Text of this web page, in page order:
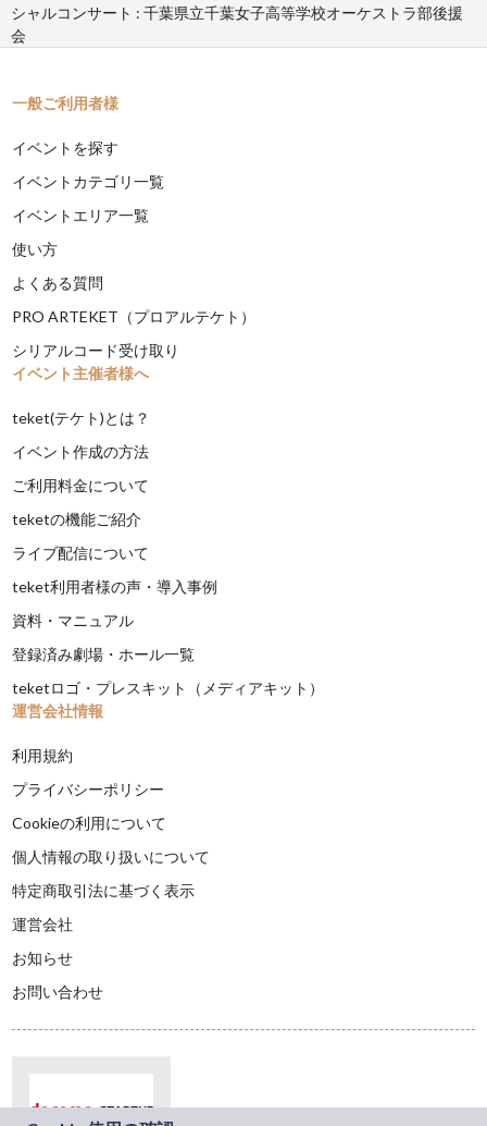
シャルコンサート : 千葉県立千葉女子高等学校オーケストラ部後援
会
一般ご利用者様
イベントを探す
イベントカテゴリ一覧
イベントエリア一覧
使い方
よくある質問
PRO ARTEKET（プロアルテケト）
シリアルコード受け取り
イベント主催者様へ
teket(テケト)とは？
イベント作成の方法
ご利用料金について
teketの機能ご紹介
ライブ配信について
teket利用者様の声・導入事例
資料・マニュアル
登録済み劇場・ホール一覧
teketロゴ・プレスキット（メディアキット）
運営会社情報
利用規約
プライバシーポリシー
Cookieの利用について
個人情報の取り扱いについて
特定商取引法に基づく表示
運営会社
お知らせ
お問い合わせ